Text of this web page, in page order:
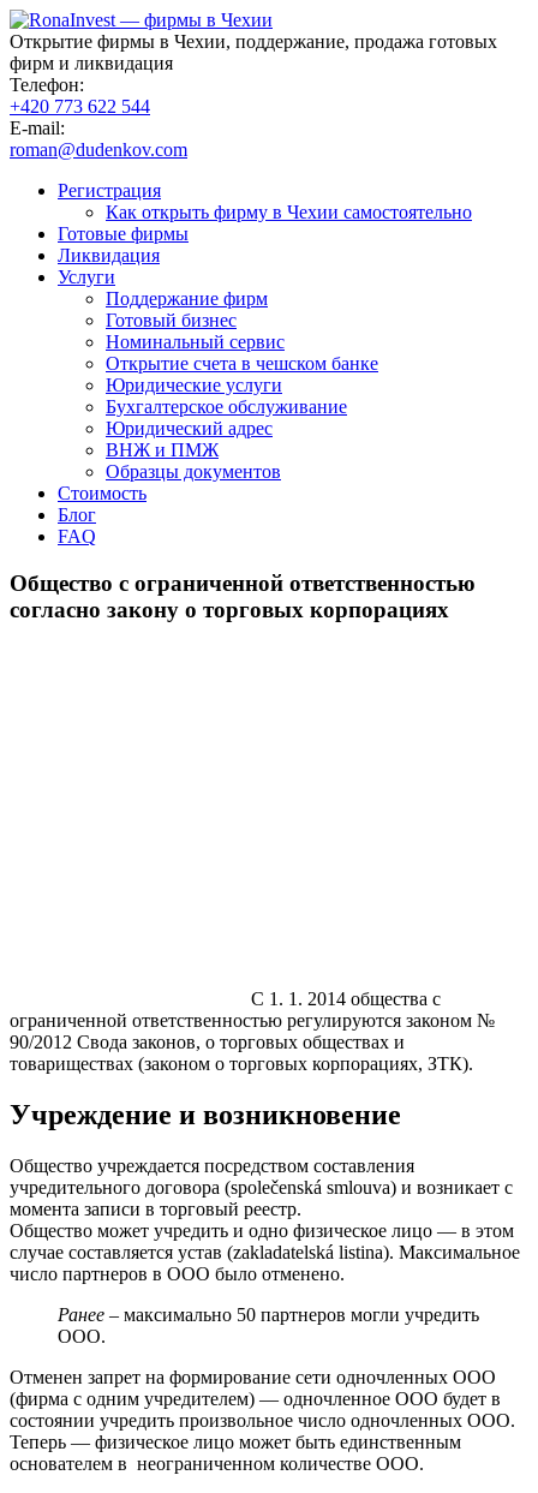
Открытие фирмы в Чехии, поддержание, продажа готовых
фирм и ликвидация
Телефон:
+420 773 622 544
E-mail:
roman@dudenkov.com
Регистрация
Как открыть фирму в Чехии самостоятельно
Готовые фирмы
Ликвидация
Услуги
Поддержание фирм
Готовый бизнес
Номинальный сервис
Открытие счета в чешском банке
Юридические услуги
Бухгалтерское обслуживание
Юридический адрес
ВНЖ и ПМЖ
Образцы документов
Стоимость
Блог
FAQ
Общество с ограниченной ответственностью
согласно закону о торговых корпорациях
С 1. 1. 2014 общества с
ограниченной ответственностью регулируются законом №
90/2012 Свода законов, о торговых обществах и
товариществах (законом о торговых корпорациях, ЗТК).
Учреждение и возникновение
Общество учреждается посредством составления
учредительного договора (společenská smlouva) и возникает с
момента записи в торговый реестр.
Общество может учредить и одно физическое лицо — в этом
случае составляется устав (zakladatelská listina). Максимальное
число партнеров в ООО было отменено.
Ранее – максимально 50 партнеров могли учредить
ООО.
Отменен запрет на формирование сети одночленных ООО
(фирма с одним учредителем) — одночленное ООО будет в
состоянии учредить произвольное число одночленных ООО.
Теперь — физическое лицо может быть единственным
основателем в неограниченном количестве ООО.